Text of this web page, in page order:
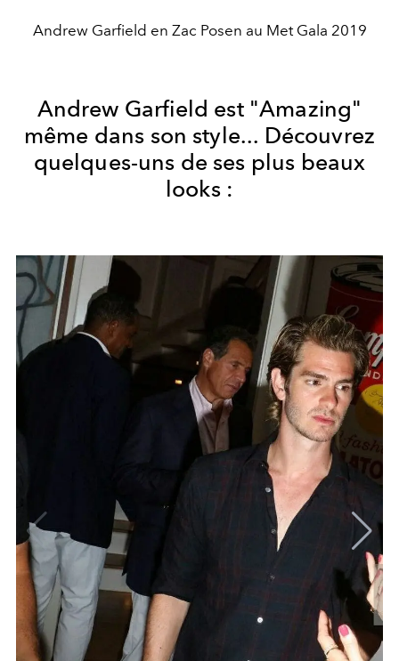
Andrew Garfield en Zac Posen au Met Gala 2019
Andrew Garfield est "Amazing"
même dans son style... Découvrez
quelques-uns de ses plus beaux
looks :